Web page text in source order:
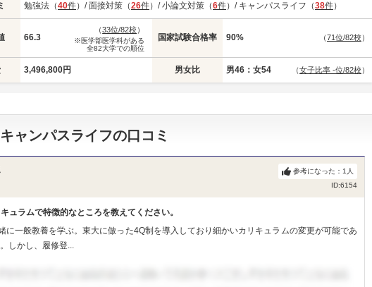
勉強法（40件）/ 面接対策（26件）/ 小論文対策（6件）/ キャンパスライフ（38件）
66.3
（33位/82校）
※医学部医学科がある
全82大学での順位
国家試験合格率 90% （71位/82校）
3,496,800円 男女比 男46：女54 （女子比率 -位/82校）
ャンパスライフの口コミ
ID:6154
参考になった： 1 人
ュラムで特徴的なところを教えてください。
に一般教養を学ぶ。東大に倣った4Q制を導入しており細かいカリキュラムの変更が可能であ
しかし、履修登...